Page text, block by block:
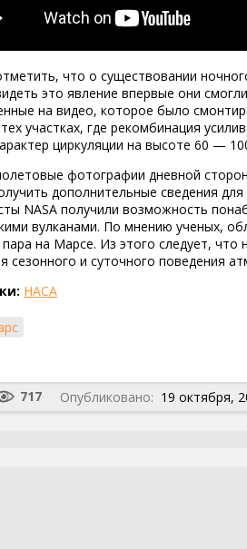
что о существовании
это явление впервые они
на видео, которое было
участках, где рекомбинация
циркуляции на высоте 60 —
фотографии дневной
дополнительные сведения
NASA получили возможность
вулканами. По мнению ученых,
на Марсе. Из этого следует,
сезонного и суточного поведения
НАСА
717 Опубликовано: 19 октября,